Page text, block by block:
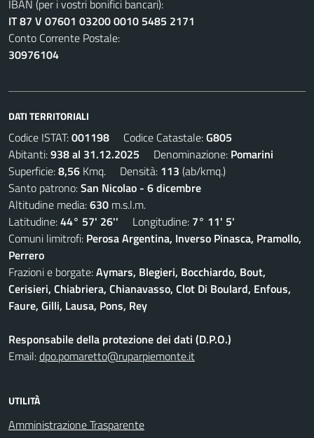
IBAN (per i vostri bonifici bancari):
IT 87 V 07601 03200 0010 5485 2171
Conto Corrente Postale:
30976104
DATI TERRITORIALI
Codice ISTAT:001198 Codice Catastale:G805
Abitanti:938 al 31.12.2025 Denominazione: Pomarini
Superficie:8,56 Kmq. Densità: 113 (ab/kmq.)
Santo patrono:San Nicolao - 6 dicembre
Altitudine media:630 m.s.l.m.
Latitudine:44° 57' 26'' Longitudine: 7° 11' 5'
Comuni limitrofi: Perosa Argentina, Inverso Pinasca, Pramollo,
Perrero
Frazioni e borgate:Aymars, Blegieri, Bocchiardo, Bout,
Cerisieri, Chiabriera, Chianavasso, Clot Di Boulard, Enfous,
Faure, Gilli, Lausa, Pons, Rey
Responsabile della protezione dei dati (D.P.O.)
Email:dpo.pomaretto@ruparpiemonte.it
UTILITÀ
Amministrazione Trasparente